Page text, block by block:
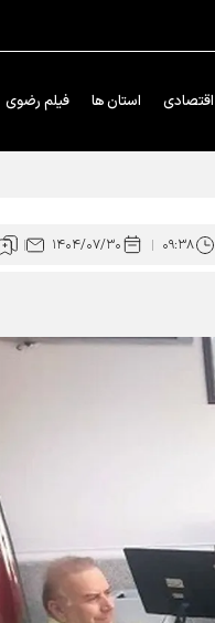
اقتصادی استان ها فیلم رضوی
۰۹:۳۸ ۱۴۰۴/۰۷/۳۰